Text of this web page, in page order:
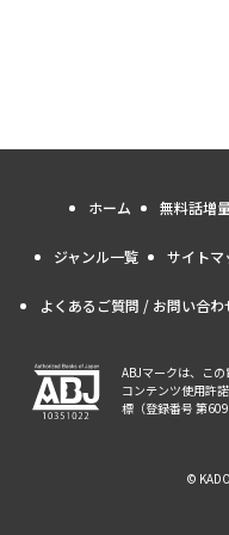
ホーム 無料話増
ジャンル一覧 サイトマ
よくあるご質問 / お問い合わ
ABJマークは、こ
コンテンツ使用許
標（登録番号 第
©